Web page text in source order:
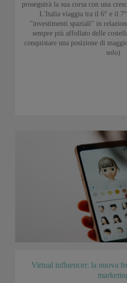
proseguirà la sua corsa con una
L'Italia viaggia tra il 6° e il
"investimenti spaziali" in
sempre più affollato delle
conquistare una posizione di
solo)
Virtual influencer: la nuova